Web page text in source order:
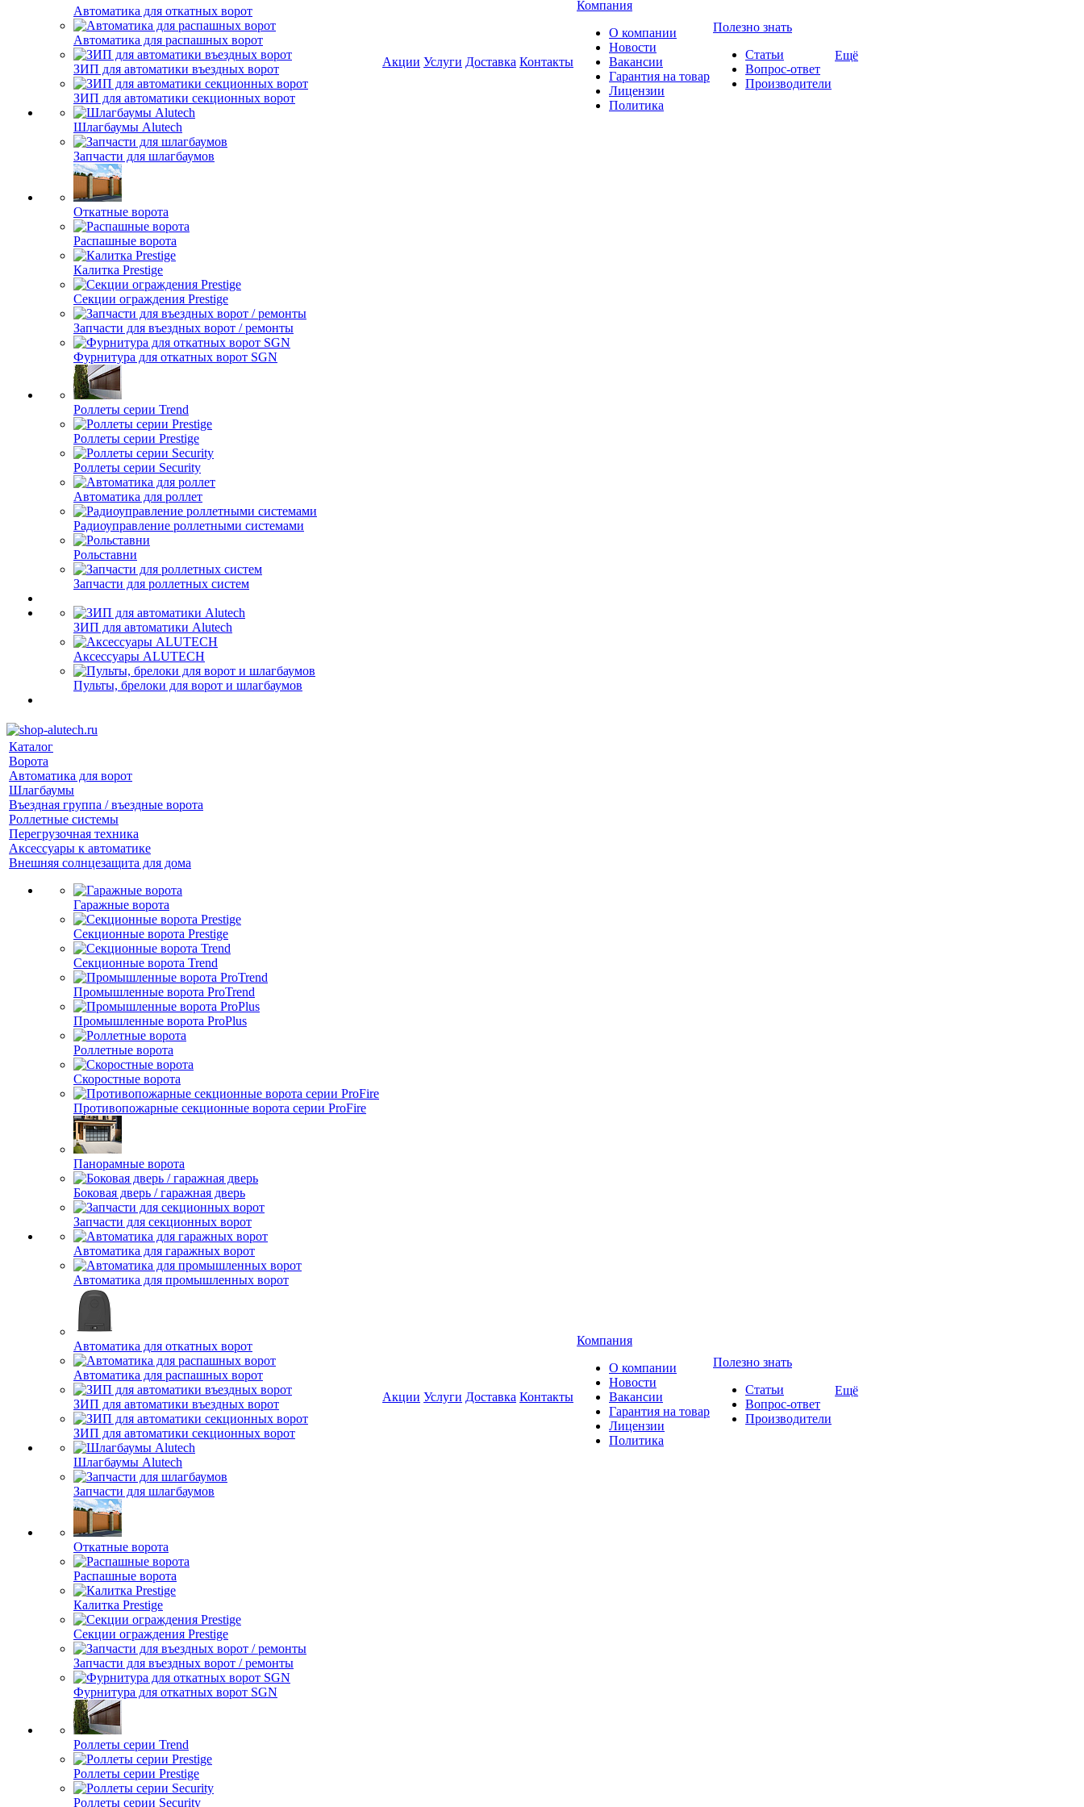
Автоматика для откатных ворот
Автоматика для распашных ворот
ЗИП для автоматики въездных ворот
ЗИП для автоматики секционных ворот
Шлагбаумы Alutech
Запчасти для шлагбаумов
Откатные ворота
Распашные ворота
Калитка Prestige
Секции ограждения Prestige
Запчасти для въездных ворот / ремонты
Фурнитура для откатных ворот SGN
Роллеты серии Trend
Роллеты серии Prestige
Роллеты серии Security
Автоматика для роллет
Радиоуправление роллетными системами
Рольставни
Запчасти для роллетных систем
ЗИП для автоматики Alutech
Аксессуары ALUTECH
Пульты, брелоки для ворот и шлагбаумов
Акции Услуги Доставка Контакты
Компания
О компании
Новости
Вакансии
Гарантия на товар
Лицензии
Политика
Полезно знать
Статьи
Вопрос-ответ
Производители
Ещё
Каталог
Ворота
Автоматика для ворот
Шлагбаумы
Въездная группа / въездные ворота
Роллетные системы
Перегрузочная техника
Аксессуары к автоматике
Внешняя солнцезащита для дома
Гаражные ворота
Секционные ворота Prestige
Секционные ворота Trend
Промышленные ворота ProTrend
Промышленные ворота ProPlus
Роллетные ворота
Скоростные ворота
Противопожарные секционные ворота серии ProFire
Панорамные ворота
Боковая дверь / гаражная дверь
Запчасти для секционных ворот
Автоматика для гаражных ворот
Автоматика для промышленных ворот
Автоматика для откатных ворот
Автоматика для распашных ворот
ЗИП для автоматики въездных ворот
ЗИП для автоматики секционных ворот
Шлагбаумы Alutech
Запчасти для шлагбаумов
Откатные ворота
Распашные ворота
Калитка Prestige
Секции ограждения Prestige
Запчасти для въездных ворот / ремонты
Фурнитура для откатных ворот SGN
Роллеты серии Trend
Роллеты серии Prestige
Роллеты серии Security
Акции Услуги Доставка Контакты
Компания
О компании
Новости
Вакансии
Гарантия на товар
Лицензии
Политика
Полезно знать
Статьи
Вопрос-ответ
Производители
Ещё